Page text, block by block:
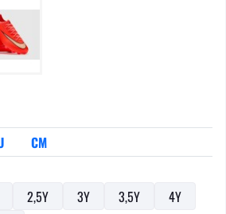
СМ
2,5Y 3Y 3,5Y
4Y